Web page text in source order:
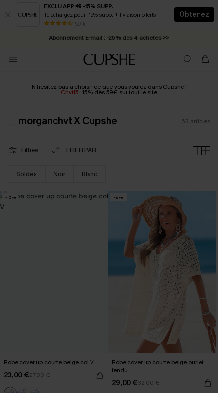
EXCLU APP 📲 -15% SUPP.
Téléchargez pour -15% supp. + livraison offerts !
50 k+
Obtenez
* Livraison éclair 2-3 jours ouvrés >>
Abonnement E-mail : -25% dès 4 achetés >>
N'hésitez pas à choisir ce que vous voulez dans Cupshe !
Chvt15-15% dès 59€ sur tout le site
__morganchvt X Cupshe 63 articles
Filtres TRIER PAR
Soldes Noir Blanc
-15%
Robe cover up courte beige col V
23,00 €27,00 €
-9%
Robe cover up courte beige ourlet
fendu
29,00 €32,00 €